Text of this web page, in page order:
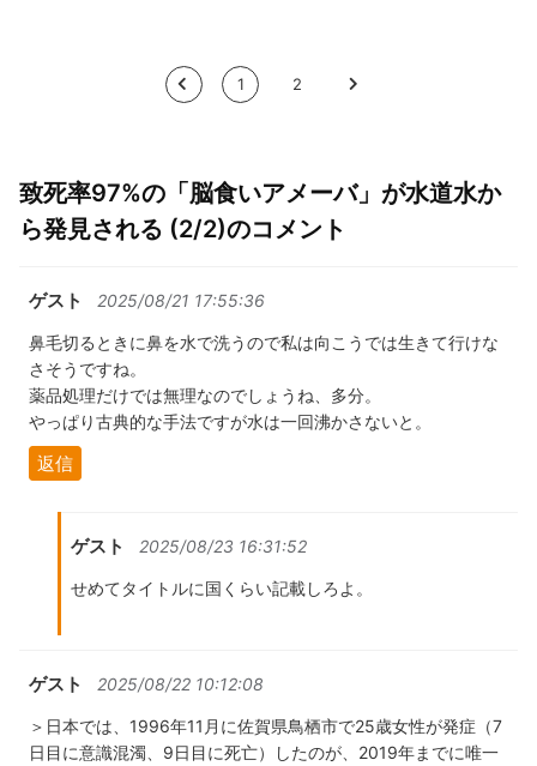
< 1 2 >
致死率97%の「脳食いアメーバ」が水道水か
ら発見される (2/2)のコメント
ゲスト 2025/08/21 17:55:36
鼻毛切るときに鼻を水で洗うので私は向こうでは生きて行けな
さそうですね。
薬品処理だけでは無理なのでしょうね、多分。
やっぱり古典的な手法ですが水は一回沸かさないと。
返信
ゲスト 2025/08/23 16:31:52
せめてタイトルに国くらい記載しろよ。
ゲスト 2025/08/22 10:12:08
＞日本では、1996年11月に佐賀県鳥栖市で25歳女性が発症（7
日目に意識混濁、9日目に死亡）したのが、2019年までに唯一